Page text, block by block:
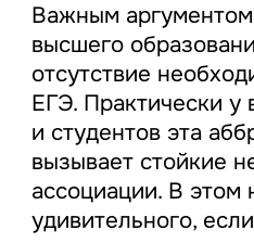
Важным
высшего
отсутствие
ЕГЭ. Практически у
и студентов эта
вызывает стойкие
ассоциации. В этом
удивительного,